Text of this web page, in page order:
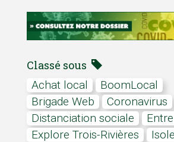
Classé sous
achat local
BoomLocal
Brigade Web
coronavirus
distanciation sociale
Explore Trois-Rivières